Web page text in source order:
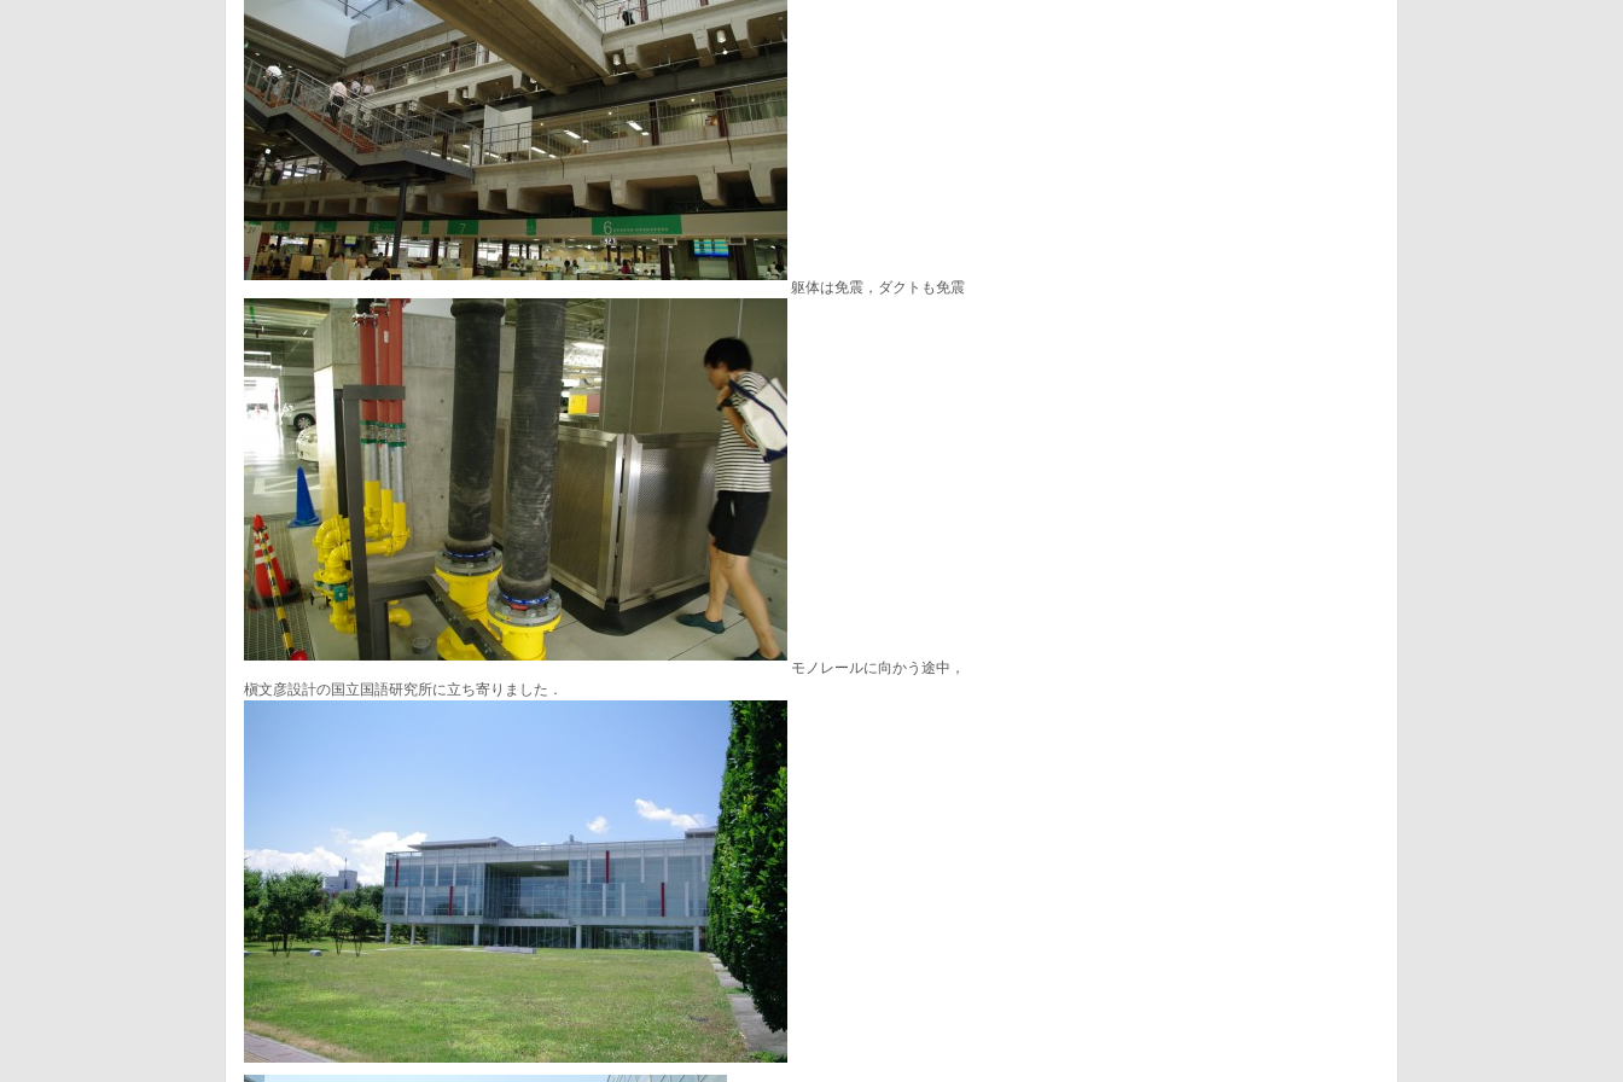
躯体は免震，ダクトも免震
モノレールに向かう途中，
槇文彦設計の国立国語研究所に立ち寄りました．